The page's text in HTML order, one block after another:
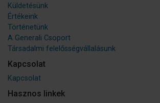
Küldetésünk
Értékeink
Történetünk
A Generali Csoport
Társadalmi felelősségvállalásunk
Kapcsolat
Kapcsolat
Hasznos linkek